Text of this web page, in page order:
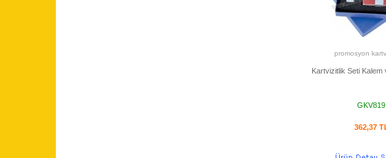
promosyon
Kartvizitlik Seti Kalem
GKV819
362,37